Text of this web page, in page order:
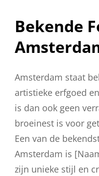
Bekende
Amsterdam staat
artistieke erfgoed
is dan ook geen
broeinest is voor
Een van de
Amsterdam is
zijn unieke stijl en